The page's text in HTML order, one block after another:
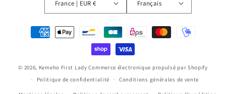
France | EUR € Français
Moyens
© 2026, Kemeho First Lady Commerce électronique propulsé par Shopify
Politique de confidentialité
Conditions générales de vente